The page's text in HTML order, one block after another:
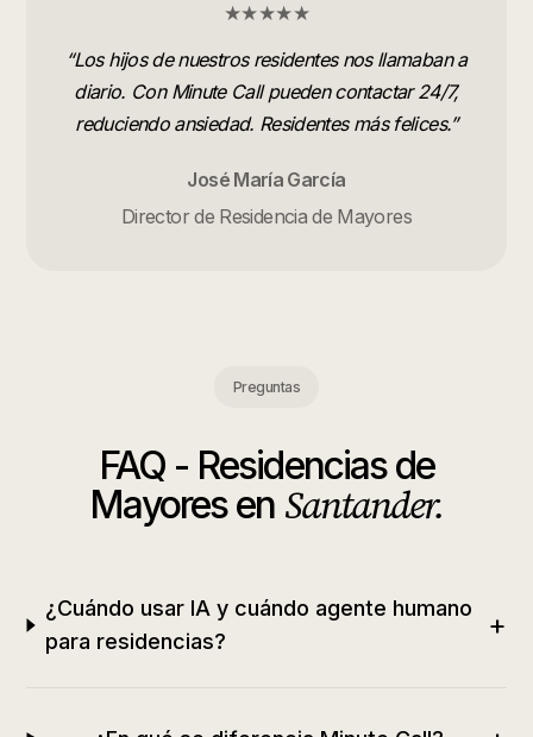
★★★★★
“Los hijos de nuestros residentes nos llamaban a
diario. Con Minute Call pueden contactar 24/7,
reduciendo ansiedad. Residentes más felices.”
José María García
Director de Residencia de Mayores
Preguntas
FAQ - Residencias de
Mayoresen Santander.
¿Cuándo usar IA y cuándo agente humano
para residencias?
+